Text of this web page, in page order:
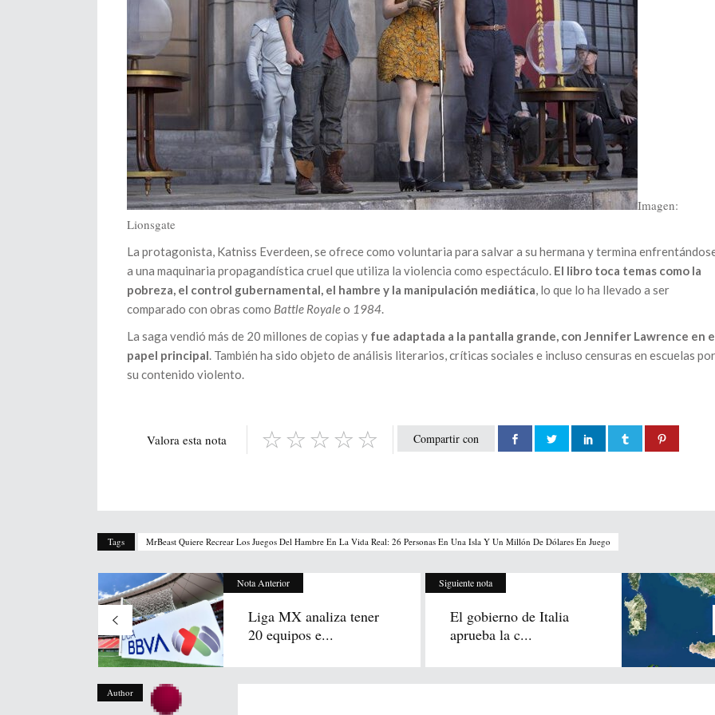
Imagen:
Lionsgate
La protagonista, Katniss Everdeen, se ofrece como voluntaria para salvar a su hermana y termina
a una maquinaria propagandística cruel que utiliza la violencia como espectáculo. El libro toca temas como la
pobreza, el control gubernamental, el hambre y la manipulación mediática, lo que lo ha llevado a ser
comparado con obras como Battle Royaleo 1984.
La saga vendió más de 20 millones de copias y fue adaptada a la pantalla grande, con Jennifer Lawrence en
papel principal. También ha sido objeto de análisis literarios, críticas sociales e incluso censuras en escuelas por
su contenido violento.
Compartir con
Valora esta nota
Tags MrBeast Quiere Recrear Los Juegos Del Hambre En La Vida Real: 26 Personas En Una Isla Y Un Millón De Dólares En Juego
Nota Anterior
Liga MX analiza tener
20 equipos e...
Siguiente nota
El gobierno de Italia
aprueba la c...
Author